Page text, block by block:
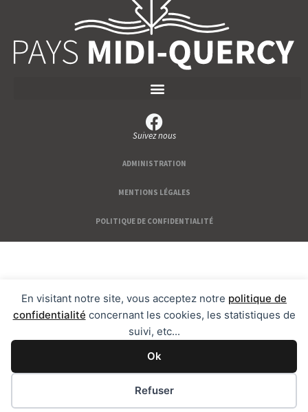
En visitant notre site, vous acceptez notre politique de
confidentialité concernant les cookies, les statistiques de
suivi, etc...
Ok
Refuser
Suivez nous
ADMINISTRATION
MENTIONS LÉGALES
POLITIQUE DE CONFIDENTIALITÉ